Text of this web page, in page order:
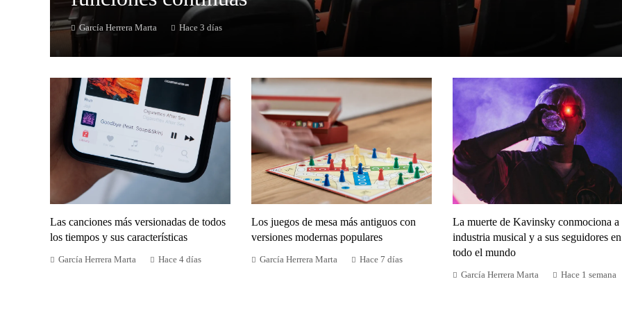
García Herrera Marta Hace 3 días
Las canciones más versionadas de todos
los tiempos y sus características
García Herrera Marta Hace 4 días
Los juegos de mesa más antiguos con
versiones modernas populares
García Herrera Marta Hace 7 días
La muerte de Kavinsky conmociona a
industria musical y a sus seguidores en
todo el mundo
García Herrera Marta Hace 1 semana